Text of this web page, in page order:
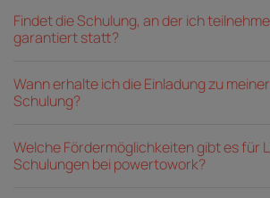
Findet die Schulung, an der ich
garantiert statt?
Wann erhalte ich die Einladung zu
Schulung?
Welche Fördermöglichkeiten gibt es für
Schulungen bei powertowork?